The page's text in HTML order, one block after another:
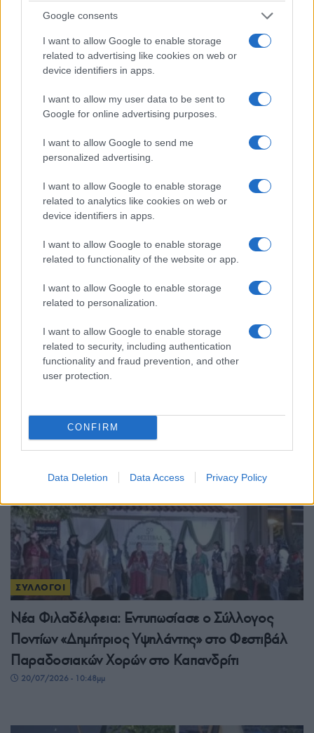
Google consents
I want to allow Google to enable storage
related to advertising like cookies on web or
device identifiers in apps.
I want to allow my user data to be sent to
Google for online advertising purposes.
I want to allow Google to send me
personalized advertising.
I want to allow Google to enable storage
related to analytics like cookies on web or
device identifiers in apps.
I want to allow Google to enable storage
related to functionality of the website or app.
I want to allow Google to enable storage
related to personalization.
I want to allow Google to enable storage
related to security, including authentication
functionality and fraud prevention, and other
user protection.
CONFIRM
Data Deletion Data Access Privacy Policy
ΣΥΛΛΟΓΟΙ
«Δύο Θάλασσες, Μια Μνήμη»: Ο Πόντος και η
Μικρά Ασία αντάμωσαν στο Λαύριο
Χωρύγι: Οι φετινές εκδηλώσεις του Προφήτη Ηλία
είχαν ευχάριστες εκπλήξεις, και ένα τρικούβερτο
ΣΥΛΛΟΓΟΙ
Νέα Φιλαδέλφεια: Εντυπωσίασε ο Σύλλογος
Ποντίων «Δημήτριος Υψηλάντης» στο Φεστιβάλ
Παραδοσιακών Χορών στο Καπανδρίτι
20/07/2026 - 10:48μμ